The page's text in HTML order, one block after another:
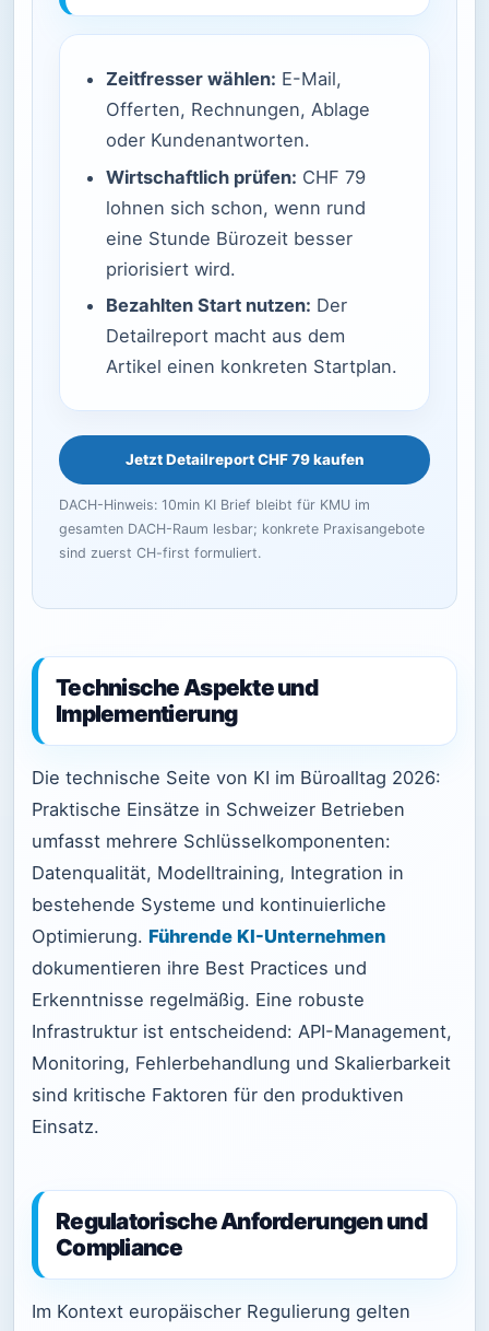
Zeitfresser wählen: E-Mail,
Offerten, Rechnungen, Ablage
oder Kundenantworten.
Wirtschaftlich prüfen: CHF 79
lohnen sich schon, wenn rund
eine Stunde Bürozeit besser
priorisiert wird.
Bezahlten Start nutzen: Der
Detailreport macht aus dem
Artikel einen konkreten Startplan.
Jetzt Detailreport CHF 79 kaufen
DACH-Hinweis: 10min KI Brief bleibt für KMU im
gesamten DACH-Raum lesbar; konkrete Praxisangebote
sind zuerst CH-first formuliert.
Technische Aspekte und
Implementierung
Die technische Seite von KI im Büroalltag 2026:
Praktische Einsätze in Schweizer Betrieben
umfasst mehrere Schlüsselkomponenten:
Datenqualität, Modelltraining, Integration in
bestehende Systeme und kontinuierliche
Optimierung. Führende KI-Unternehmen
dokumentieren ihre Best Practices und
Erkenntnisse regelmäßig. Eine robuste
Infrastruktur ist entscheidend: API-Management,
Monitoring, Fehlerbehandlung und Skalierbarkeit
sind kritische Faktoren für den produktiven
Einsatz.
Regulatorische Anforderungen und
Compliance
Im Kontext europäischer Regulierung gelten